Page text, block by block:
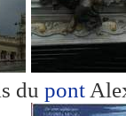
du pont